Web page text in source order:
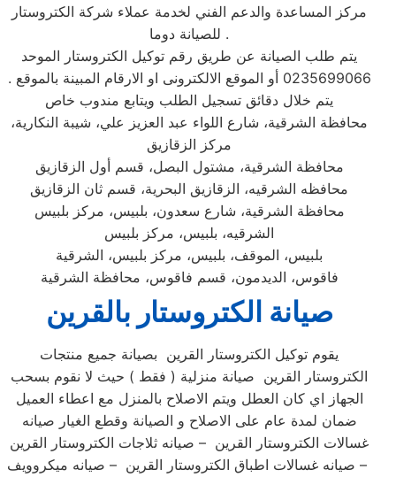
مركز المساعدة والدعم الفني لخدمة عملاء شركة الكتروستار
للصيانة دوما .
يتم طلب الصيانة عن طريق رقم توكيل الكتروستار الموحد
0235699066 أو الموقع الالكترونى او الارقام المبينة بالموقع .
يتم خلال دقائق تسجيل الطلب ويتابع مندوب خاص
محافظة الشرقية، شارع اللواء عبد العزيز علي، شيبة النكارية،
مركز الزقازيق
محافظة الشرقية، مشتول البصل، قسم أول الزقازيق
محافظه الشرقيه، الزقازيق البحرية، قسم ثان الزقازيق
محافظة الشرقية، شارع سعدون، بلبيس، مركز بلبيس
الشرقيه، بلبيس، مركز بلبيس
بلبيس، الموقف، بلبيس، مركز بلبيس، الشرقية
فاقوس، الديدمون، قسم فاقوس، محافظة الشرقية
صيانة الكتروستار بالقرين
يقوم توكيل الكتروستار القرين بصيانة جميع منتجات
الكتروستار القرين صيانة منزلية ( فقط ) حيث لا نقوم بسحب
الجهاز اي كان العطل ويتم الاصلاح بالمنزل مع اعطاء العميل
ضمان لمدة عام على الاصلاح و الصيانة وقطع الغيار صيانه
غسالات الكتروستار القرين – صيانه ثلاجات الكتروستار القرين
– صيانه غسالات اطباق الكتروستار القرين – صيانه ميكروويف